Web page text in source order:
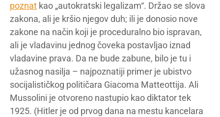
poznat kao „autokratski legalizam“. Držao se slova
zakona, ali je kršio njegov duh; ili je donosio nove
zakone na način koji je proceduralno bio ispravan,
ali je vladavinu jednog čoveka postavljao iznad
vladavine prava. Da ne bude zabune, bilo je tu i
užasnog nasilja – najpoznatiji primer je ubistvo
socijalističkog političara Giacoma Matteottija. Ali
Mussolini je otvoreno nastupio kao diktator tek
1925. (Hitler je od prvog dana na mestu kancelara